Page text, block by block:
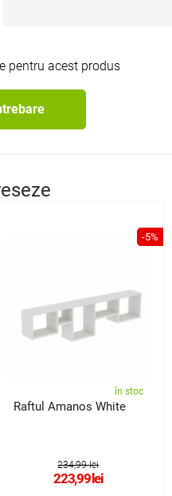
pentru acest produs
-5%
în stoc
Raftul Amanos White
234,99 lei
223,99lei